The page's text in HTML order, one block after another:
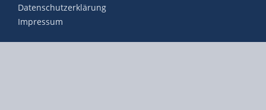
Datenschutzerklärung
Impressum